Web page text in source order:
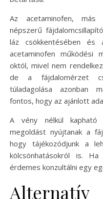
Az acetaminofen, más
népszerű
láz csökkentésében és
acetaminofen működési
októl, mivel nem
de a fájdalomérzet
túladagolása azonban
fontos, hogy az ajánlott
A vény nélkül kapható
megoldást nyújtanak a
hogy tájékozódjunk a
kölcsönhatásokról is.
érdemes konzultálni egy
Alternatív